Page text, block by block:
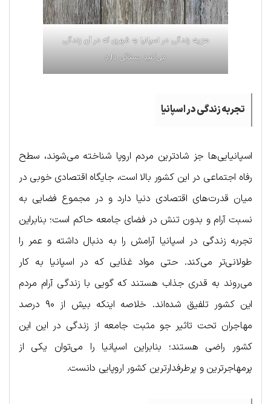
هزینه زندگی در اسپانیا به شهری که در آن زندگی
می‌کنید بستگی دارد
تجربه زندگی در اسپانیا
اسپانیایی‌ها جز شادترین مردم اروپا شناخته می‌شوند، سطح
رفاه اجتماعی در این کشور بالا است، جایگاه اقتصادی خوبی در
میان قدرت‌های اقتصادی دنیا دارد و در مجموع فضایی به
نسبت آرام و بدون تنش در فضای جامعه حاکم است؛ بنابراین
تجربه زندگی در اسپانیا آرامش را به دنبال داشته و عمر را
طولانی‌تر می‌کند. حتی مواد غذایی که در اسپانیا به کار
می‌روند به قدری جذاب هستند که گویی با زندگی آرام مردم
این کشور تلفیق شده‌اند. خلاصه اینکه بیش از ۹۰ درصد
مهاجران تحت تاثیر جو مثبت جامعه از زندگی در این این
کشور راضی هستند؛ بنابراین اسپانیا را می‌توان یکی از
پرمهاجرترین و پرطرفدارترین کشور اروپایی دانست.